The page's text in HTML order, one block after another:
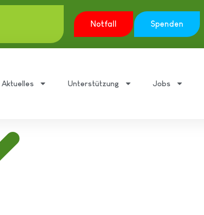
Notfall Spenden
Aktuelles Unterstützung Jobs